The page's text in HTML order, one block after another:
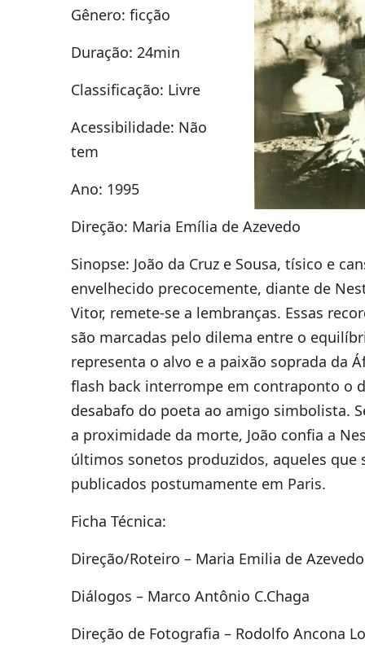
Gênero: ficção
Duração: 24min
Classificação: Livre
Acessibilidade: Não
tem
Ano: 1995
Direção: Maria Emília de Azevedo
Sinopse: João da Cruz e Sousa, tísico e
envelhecido precocemente, diante de
Vitor, remete-se a lembranças. Essas
são marcadas pelo dilema entre o
representa o alvo e a paixão soprada da
flash back interrompe em contraponto o
desabafo do poeta ao amigo simbolista.
a proximidade da morte, João confia a
últimos sonetos produzidos, aqueles que
publicados postumamente em Paris.
Ficha Técnica:
Direção/Roteiro – Maria Emilia de Azevedo
Diálogos – Marco Antônio C.Chaga
Direção de Fotografia – Rodolfo Ancona